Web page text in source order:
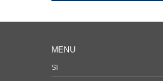
MENU
SI